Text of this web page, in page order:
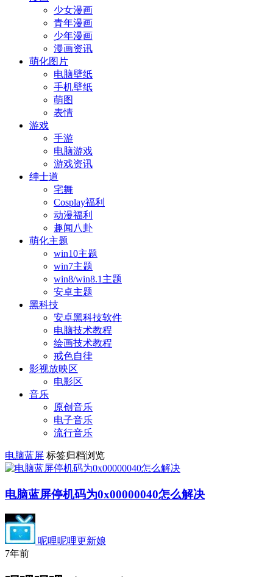
少女漫画
青年漫画
少年漫画
漫画资讯
萌化图片
电脑壁纸
手机壁纸
萌图
表情
游戏
手游
电脑游戏
游戏资讯
绅士道
宅舞
Cosplay福利
动漫福利
趣闻八卦
萌化主题
win10主题
win7主题
win8/win8.1主题
安卓主题
黑科技
安卓黑科技软件
电脑技术教程
绘画技术教程
戒色自律
影视放映区
电影区
音乐
原创音乐
电子音乐
流行音乐
电脑蓝屏 标签归档浏览
电脑蓝屏停机码为0x00000040怎么解决
呢哩呢哩更新娘
7年前